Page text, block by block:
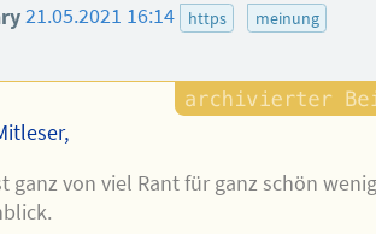
21.05.2021 16:14 https meinung
ganz von viel Rant für ganz schön